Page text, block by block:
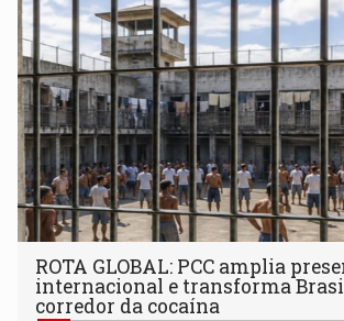
ROTA GLOBAL: PCC amplia
internacional e transforma
corredor da cocaína